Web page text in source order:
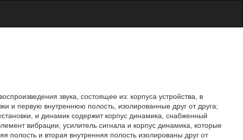
звука, состоящее из: корпуса устройства, в
и первую внутреннюю полость, изолированные друг от друга;
и динамик содержит корпус динамика, снабженный
вибрации, усилитель сигнала и корпус динамика, которые
полость и вторая внутренняя полость изолированы друг от